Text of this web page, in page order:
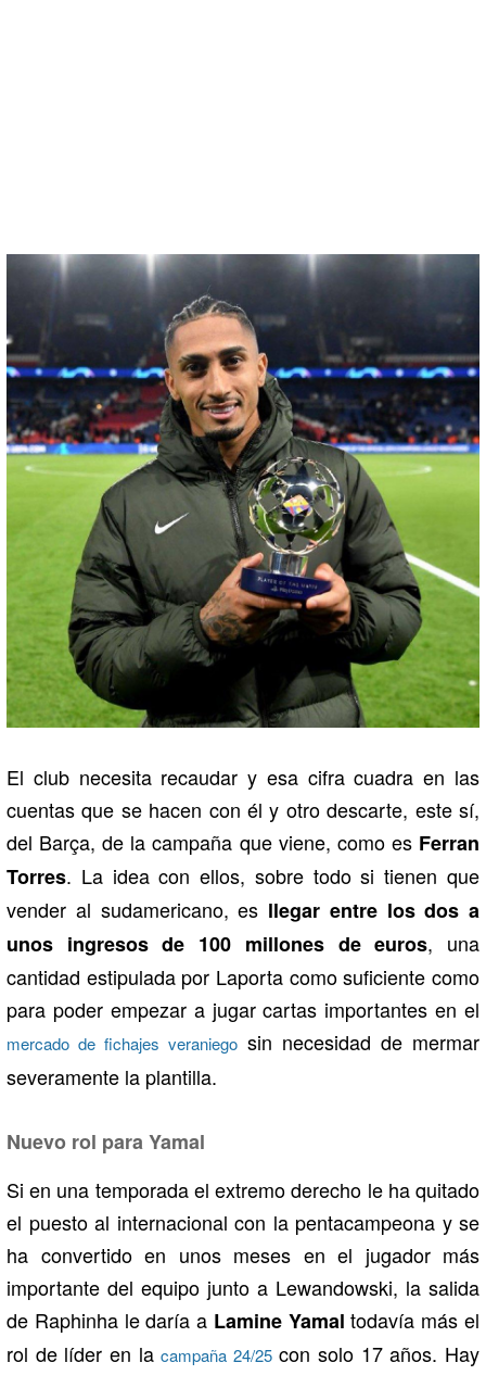
El club necesita recaudar y esa cifra cuadra en las
cuentas que se hacen con él y otro descarte, este sí,
del Barça, de la campaña que viene, como es Ferran
Torres. La idea con ellos, sobre todo si tienen que
vender al sudamericano, es llegar entre los dos a
unos ingresos de 100 millones de euros, una
cantidad estipulada por Laporta como suficiente como
para poder empezar a jugar cartas importantes en el
mercado de fichajes veraniego sin necesidad de mermar
severamente la plantilla.
Nuevo rol para Yamal
Si en una temporada el extremo derecho le ha quitado
el puesto al internacional con la pentacampeona y se
ha convertido en unos meses en el jugador más
importante del equipo junto a Lewandowski, la salida
de Raphinha le daría a Lamine Yamaltodavía más el
rol de líder en lacampaña 24/25con solo 17 años. Hay